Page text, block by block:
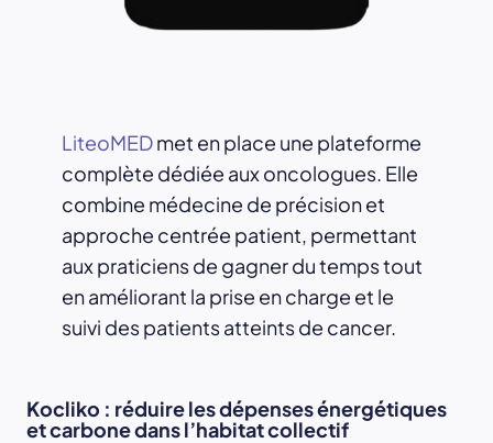
LiteoMEDmet en place une plateforme
complète dédiée aux oncologues. Elle
combine médecine de précision et
approche centrée patient, permettant
aux praticiens de gagner du temps tout
en améliorant la prise en charge et le
suivi des patients atteints de cancer.
Kocliko : réduire les dépenses énergétiques
et carbone dans l’habitat collectif